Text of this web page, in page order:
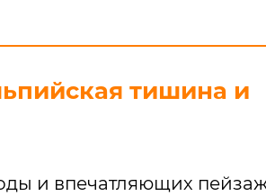
тишина и
и впечатляющих